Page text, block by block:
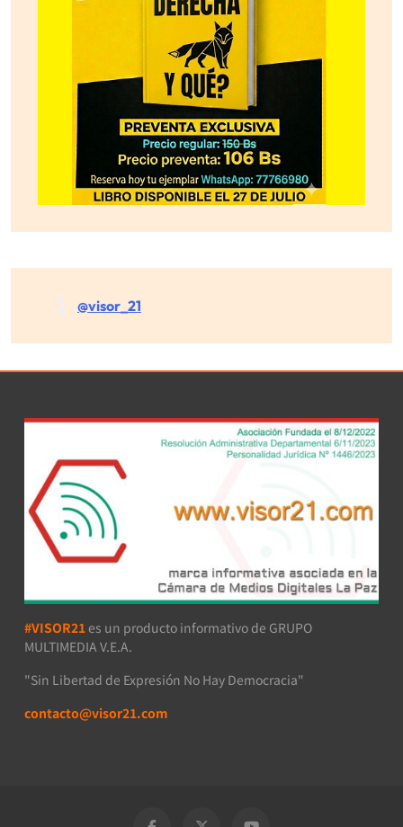
@visor_21
#VISOR21 es un producto informativo de GRUPO
MULTIMEDIA V.E.A.
"Sin Libertad de Expresión No Hay Democracia"
contacto@visor21.com